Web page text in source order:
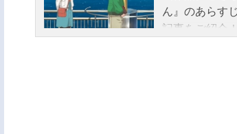
ん』のあらす
記事をご紹介！